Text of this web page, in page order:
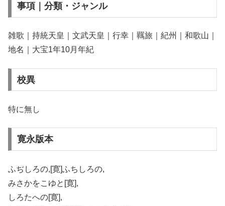
事項｜分類・ジャンル
雑歌｜持統天皇｜文武天皇｜行幸｜羈旅｜紀州｜和歌山｜
地名｜大宝1年10月年紀
校異
特に無し
寛永版本
ふぢしろの,[寛]ふちしろの,
みさかをこゆと[寛],
しろたへの[寛],